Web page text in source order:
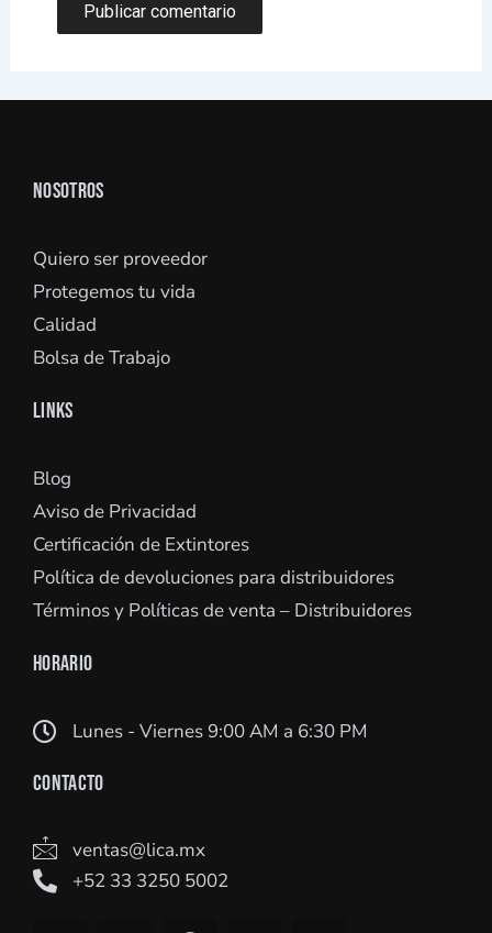
NOSOTROS
Quiero ser proveedor
Protegemos tu vida
Calidad
Bolsa de Trabajo
LINKS
Blog
Aviso de Privacidad
Certificación de Extintores
Política de devoluciones para distribuidores
Términos y Políticas de venta – Distribuidores
HORARIO
Lunes - Viernes 9:00 AM a 6:30 PM
CONTACTO
ventas@lica.mx
+52 33 3250 5002